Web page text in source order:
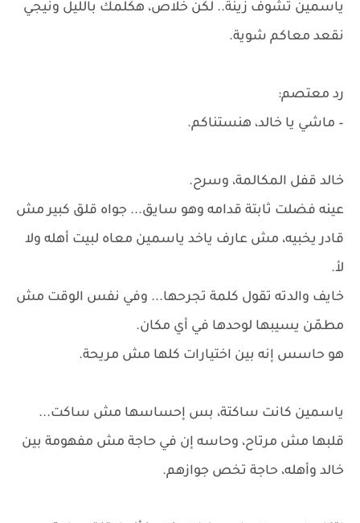
ياسمين تشوف زينة.. لكن خلاص، هكلمك بالليل ونيجي
نقعد معاكم شوية.
رد معتصم:
– ماشي يا خالد، هنستناكم.
خالد قفل المكالمة، وسرح.
عينه فضلت ثابتة قدامه وهو سايق... جواه قلق كبير مش
قادر يخبيه، مش عارف ياخد ياسمين معاه لبيت أهله ولا
لأ.
خايف والدته تقول كلمة تجرحها... وفي نفس الوقت مش
مطمّن يسيبها لوحدها في أي مكان.
هو حاسس إنه بين اختيارات كلها مش مريحة.
ياسمين كانت ساكتة، بس إحساسها مش ساكت...
قلبها مش مرتاح، وحاسه إن في حاجة مش مفهومة بين
خالد وأهله، حاجة تخص جوازهم.